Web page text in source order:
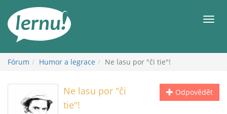
obsahu
Fórum Humor a legrace Ne lasu por "ĉi tie"!
Odpovědět
Ne lasu por "ĉi
tie"!